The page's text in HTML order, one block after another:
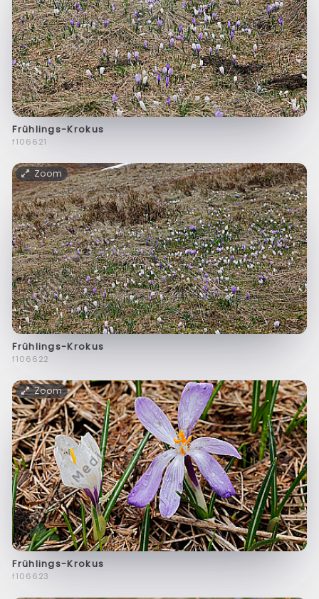
Frühlings-Krokus
f106621
Zoom
Frühlings-Krokus
f106622
Zoom
Frühlings-Krokus
f106623